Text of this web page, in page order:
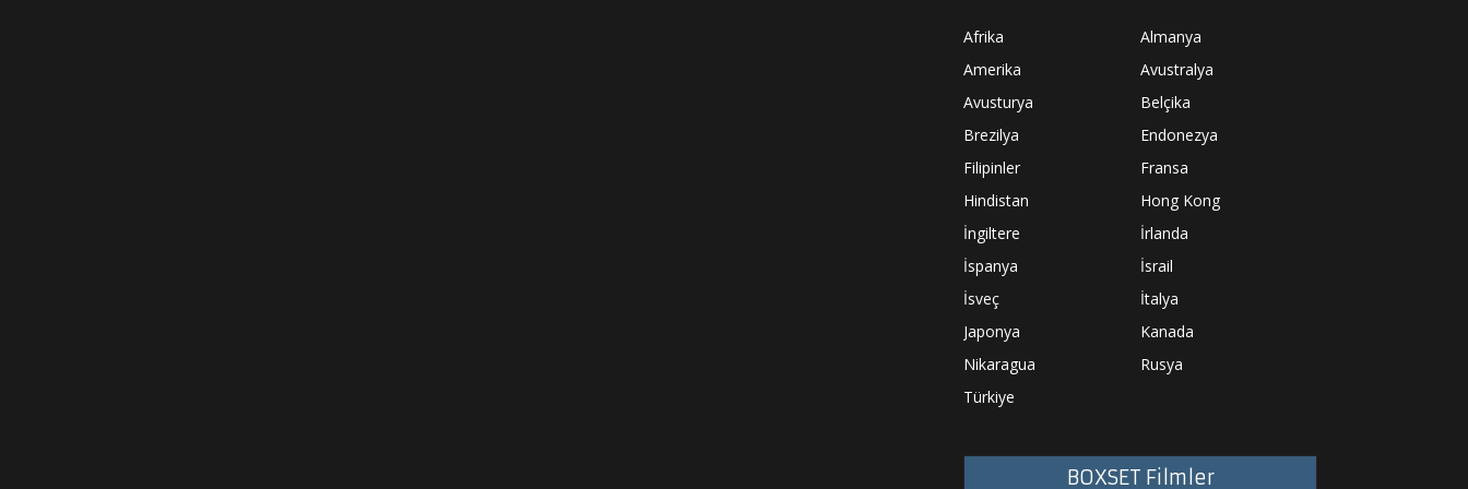
Afrika
Almanya
Amerika
Avustralya
Avusturya
Belçika
Brezilya
Endonezya
Filipinler
Fransa
Hindistan
Hong Kong
İngiltere
İrlanda
İspanya
İsrail
İsveç
İtalya
Japonya
Kanada
Nikaragua
Rusya
Türkiye
BOXSET Filmler